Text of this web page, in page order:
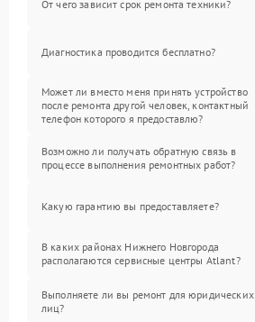
От чего зависит срок ремонта техники?
Диагностика проводится бесплатно?
Может ли вместо меня принять устройство
после ремонта другой человек, контактный
телефон которого я предоставлю?
Возможно ли получать обратную связь в
процессе выполнения ремонтных работ?
Какую гарантию вы предоставляете?
В каких районах Нижнего Новгорода
располагаются сервисные центры Atlant?
Выполняете ли вы ремонт для юридических
лиц?